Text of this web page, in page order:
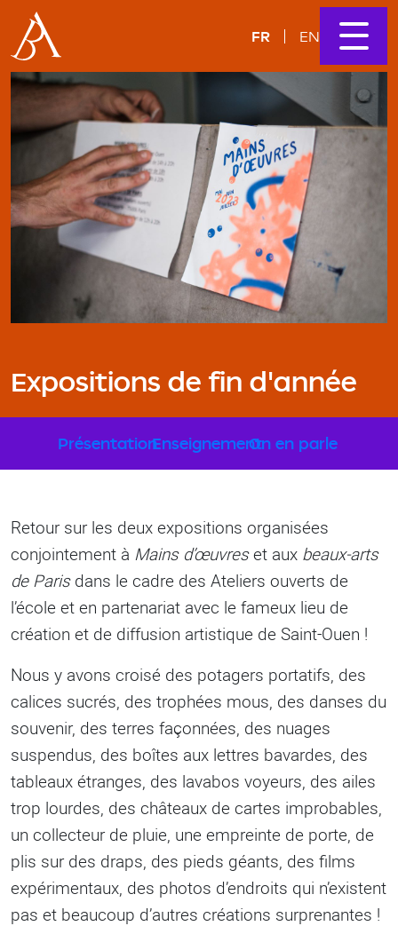
FR EN
Expositions de fin d'année
Sous-menu Formation
PrésentationEnseignementOn en parle
Retour sur les deux expositions organisées
conjointement à Mains d’œuvreset aux beaux-arts
de Parisdans le cadre des Ateliers ouverts de
l’école et en partenariat avec le fameux lieu de
création et de diffusion artistique de Saint-Ouen !
Nous y avons croisé des potagers portatifs, des
calices sucrés, des trophées mous, des danses du
souvenir, des terres façonnées, des nuages
suspendus, des boîtes aux lettres bavardes, des
tableaux étranges, des lavabos voyeurs, des ailes
trop lourdes, des châteaux de cartes improbables,
un collecteur de pluie, une empreinte de porte, de
plis sur des draps, des pieds géants, des films
expérimentaux, des photos d’endroits qui n’existent
pas et beaucoup d’autres créations surprenantes !